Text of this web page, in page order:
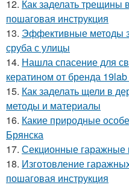
12. Как заделать трещины
пошаговая инструкция
13. Эффективные методы
сруба с улицы
14. Нашла спасение для
кератином от бренда
15. Как заделать щели в
методы и материалы
16. Какие природные
Брянска
17. Секционные гаражные
18. Изготовление
пошаговая инструкция